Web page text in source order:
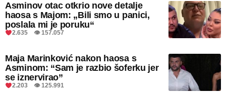
Asminov otac otkrio nove detalje
haosa s Majom: „Bili smo u panici,
poslala mi je poruku“
2.635 👁 157.057
Maja Marinković nakon haosa s
Asminom: “Sam je razbio šoferku jer
se iznervirao”
2.203 👁 125.991